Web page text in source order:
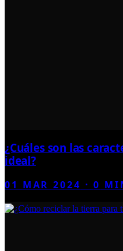
¿Cuáles son las
ideal?
01 MAR 2024 ·0